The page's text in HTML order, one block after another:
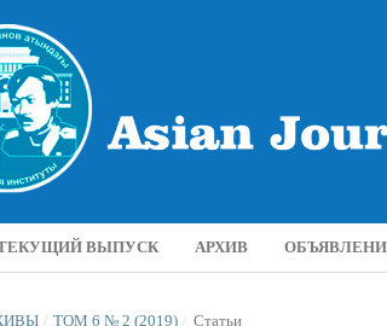
ВЫПУСК АРХИВ
/ ТОМ 6 № 2 (2019) / Статьи